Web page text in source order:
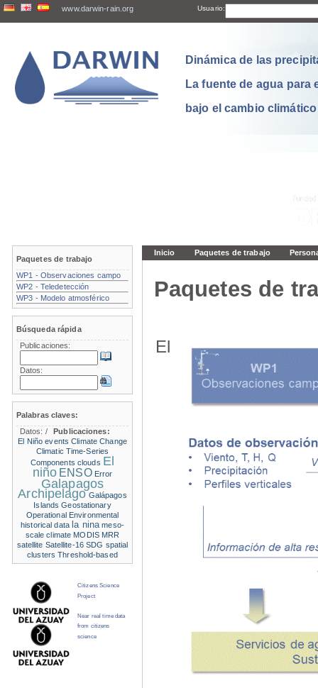
www.darwin-rain.org Usuario:
Dinámica de las
La fuente de agua para
bajo el cambio climático
Inicio Paquetes de trabajo
Paquetes de
El
Paquetes de trabajo
WP1 - Observaciones campo
WP2 - Teledetección
WP3 - Modelo atmosférico
Búsqueda rápida
Publicaciones:
Datos:
Palabras claves:
Datos: /
Publicaciones:
El Niño events Climate Change
Climatic Time-Series
Components clouds El
niño ENSO Error
Galapagos
Archipelago Galápagos
Islands Geostationary
Operational Environmental
historical data la nina meso-
scale climate MODIS MRR
satellite Satellite-16 SDG spatial
clusters Threshold-based
Citizens Science
Project
Near real time data
from citizens
science